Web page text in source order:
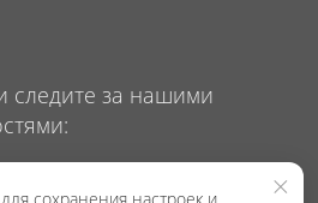
×
следите за нашими